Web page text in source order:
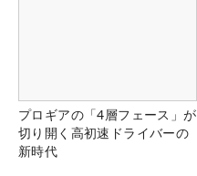
プロギアの「4層フェース」が
切り開く高初速ドライバーの
新時代